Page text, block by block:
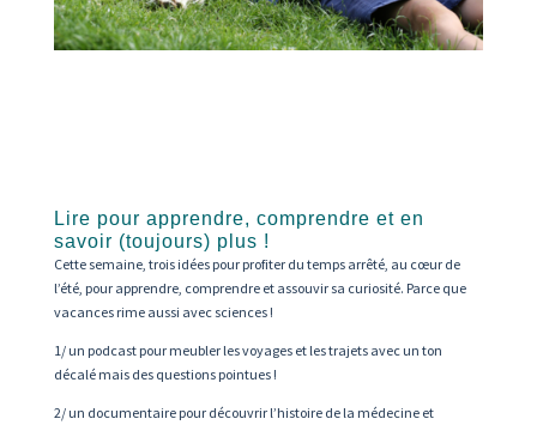
Lire pour apprendre, comprendre et en
savoir (toujours) plus !
Cette semaine, trois idées pour profiter du temps arrêté, au cœur de
l’été, pour apprendre, comprendre et assouvir sa curiosité. Parce que
vacances rime aussi avec sciences !
1/ un podcast pour meubler les voyages et les trajets avec un ton
décalé mais des questions pointues !
2/ un documentaire pour découvrir l’histoire de la médecine et